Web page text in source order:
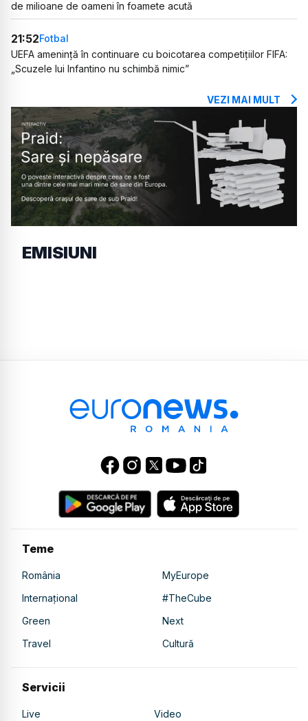
de milioane de oameni în foamete acută
21:52Fotbal
UEFA amenință în continuare cu boicotarea competițiilor FIFA:
„Scuzele lui Infantino nu schimbă nimic”
VEZI MAI MULT
EMISIUNI
Teme
România
MyEurope
Internațional
#TheCube
Green
Next
Travel
Cultură
Servicii
Live Video